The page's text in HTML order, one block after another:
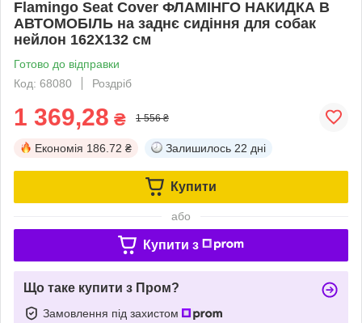
Flamingo Seat Cover ФЛАМІНГО НАКИДКА В
АВТОМОБІЛЬ на заднє сидіння для собак
нейлон 162Х132 см
Готово до відправки
Код: 68080
Роздріб
1 369,28 ₴ 1 556 ₴
Економія 186.72 ₴ Залишилось 22 дні
Купити
або
Купити з
Що таке купити з Пром?
Замовлення під захистом